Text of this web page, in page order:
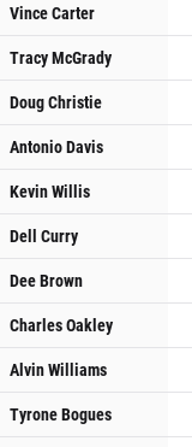
Vince Carter
Tracy McGrady
Doug Christie
Antonio Davis
Kevin Willis
Dell Curry
Dee Brown
Charles Oakley
Alvin Williams
Tyrone Bogues